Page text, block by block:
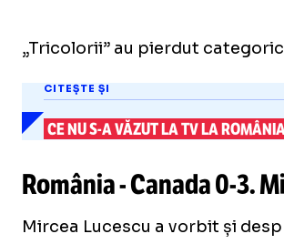
„Tricolorii” au pierdut
CITEȘTE ȘI
CE NUS-AVĂZUT LA TV LA
România - Canada0-3.
Mircea Lucescu a vorbit și